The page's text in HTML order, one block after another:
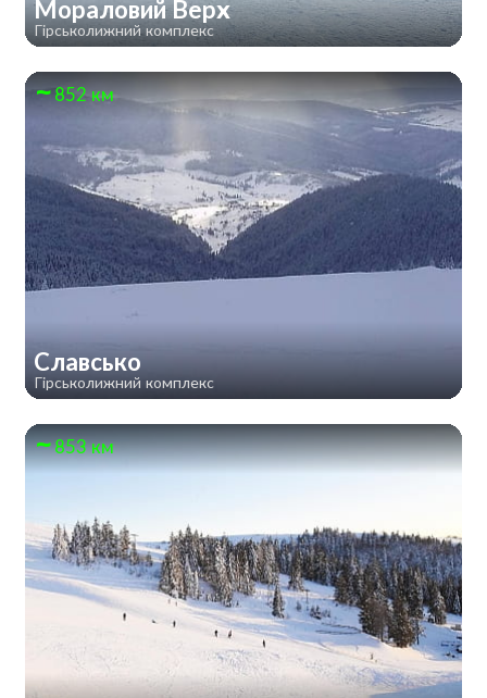
Мораловий Верх
Гірськолижний комплекс
852 км
Славсько
Гірськолижний комплекс
853 км